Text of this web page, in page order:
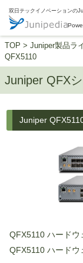
双日テックイノベーションの
TOP > Juniper製品ラ
QFX5110
Juniper QFX
Juniper
QFX5110 ハード
QFX5110 ハード